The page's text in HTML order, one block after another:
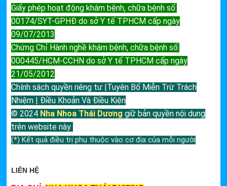
Giấy phép hoạt động khám bệnh, chữa bệnh số:
00174/SYT-GPHĐ do sở Y tế TPHCM cấp ngày
09/07/2013
Chứng Chỉ Hành nghề khám bệnh, chữa bệnh số:
000445/HCM-CCHN do sở Y tế TPHCM cấp ngày
21/05/2012
Chính sách quyền riêng tư |Tuyên Bố Miễn Trừ Trách
Nhiệm | Điều Khoản Và Điều Kiện
© 2024 Nha Nhoa Thái Dương giữ bản quyền nội dung
trên website này
(*) Kết quả điều trị phụ thuộc vào cơ địa của mỗi người
LIÊN HỆ